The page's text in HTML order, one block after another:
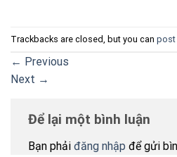
Trackbacks are closed, but you can post
← Previous
Next →
Để lại một bình luận
Bạn phải đăng nhập để gửi